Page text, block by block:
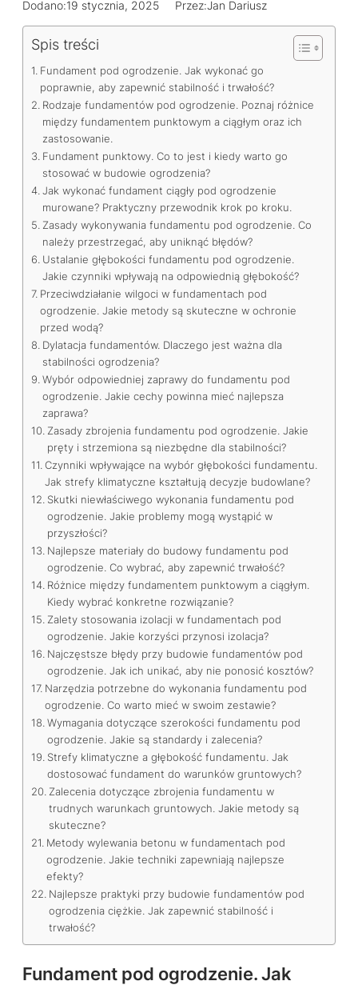
Dodano:19 stycznia, 2025 Przez:Jan Dariusz
Spis treści
Fundament pod ogrodzenie. Jak wykonać go
poprawnie, aby zapewnić stabilność i trwałość?
Rodzaje fundamentów pod ogrodzenie. Poznaj różnice
między fundamentem punktowym a ciągłym oraz ich
zastosowanie.
Fundament punktowy. Co to jest i kiedy warto go
stosować w budowie ogrodzenia?
Jak wykonać fundament ciągły pod ogrodzenie
murowane? Praktyczny przewodnik krok po kroku.
Zasady wykonywania fundamentu pod ogrodzenie. Co
należy przestrzegać, aby uniknąć błędów?
Ustalanie głębokości fundamentu pod ogrodzenie.
Jakie czynniki wpływają na odpowiednią głębokość?
Przeciwdziałanie wilgoci w fundamentach pod
ogrodzenie. Jakie metody są skuteczne w ochronie
przed wodą?
Dylatacja fundamentów. Dlaczego jest ważna dla
stabilności ogrodzenia?
Wybór odpowiedniej zaprawy do fundamentu pod
ogrodzenie. Jakie cechy powinna mieć najlepsza
zaprawa?
Zasady zbrojenia fundamentu pod ogrodzenie. Jakie
pręty i strzemiona są niezbędne dla stabilności?
Czynniki wpływające na wybór głębokości fundamentu.
Jak strefy klimatyczne kształtują decyzje budowlane?
Skutki niewłaściwego wykonania fundamentu pod
ogrodzenie. Jakie problemy mogą wystąpić w
przyszłości?
Najlepsze materiały do budowy fundamentu pod
ogrodzenie. Co wybrać, aby zapewnić trwałość?
Różnice między fundamentem punktowym a ciągłym.
Kiedy wybrać konkretne rozwiązanie?
Zalety stosowania izolacji w fundamentach pod
ogrodzenie. Jakie korzyści przynosi izolacja?
Najczęstsze błędy przy budowie fundamentów pod
ogrodzenie. Jak ich unikać, aby nie ponosić kosztów?
Narzędzia potrzebne do wykonania fundamentu pod
ogrodzenie. Co warto mieć w swoim zestawie?
Wymagania dotyczące szerokości fundamentu pod
ogrodzenie. Jakie są standardy i zalecenia?
Strefy klimatyczne a głębokość fundamentu. Jak
dostosować fundament do warunków gruntowych?
Zalecenia dotyczące zbrojenia fundamentu w
trudnych warunkach gruntowych. Jakie metody są
skuteczne?
Metody wylewania betonu w fundamentach pod
ogrodzenie. Jakie techniki zapewniają najlepsze
efekty?
Najlepsze praktyki przy budowie fundamentów pod
ogrodzenia ciężkie. Jak zapewnić stabilność i
trwałość?
Fundament pod ogrodzenie. Jak